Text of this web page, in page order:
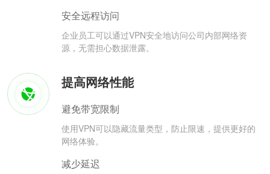
安全远程访问
企业员工可以通过VPN安全地访问公司内部网络资
源，无需担心数据泄露。
提高网络性能
避免带宽限制
使用VPN可以隐藏流量类型，防止限速，提供更好的
网络体验。
减少延迟